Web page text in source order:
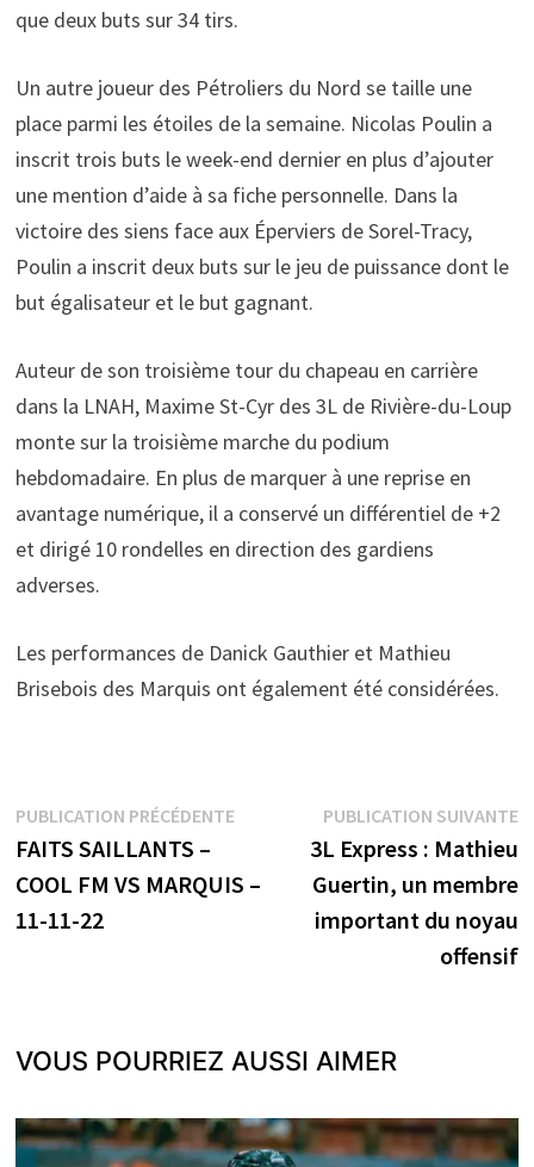
que deux buts sur 34 tirs.
Un autre joueur des Pétroliers du Nord se taille une
place parmi les étoiles de la semaine. Nicolas Poulin a
inscrit trois buts le week-end dernier en plus d’ajouter
une mention d’aide à sa fiche personnelle. Dans la
victoire des siens face aux Éperviers de Sorel-Tracy,
Poulin a inscrit deux buts sur le jeu de puissance dont le
but égalisateur et le but gagnant.
Auteur de son troisième tour du chapeau en carrière
dans la LNAH, Maxime St-Cyr des 3L de Rivière-du-Loup
monte sur la troisième marche du podium
hebdomadaire. En plus de marquer à une reprise en
avantage numérique, il a conservé un différentiel de +2
et dirigé 10 rondelles en direction des gardiens
adverses.
Les performances de Danick Gauthier et Mathieu
Brisebois des Marquis ont également été considérées.
Navigation
de
l’article
PUBLICATION PRÉCÉDENTEPublication
précédente :
FAITS SAILLANTS –
COOL FM VS MARQUIS –
11-11-22
PUBLICATION SUIVANTE
3L Express : Mathieu
Guertin, un membre
important du noyau
offensif
VOUS POURRIEZ AUSSI AIMER